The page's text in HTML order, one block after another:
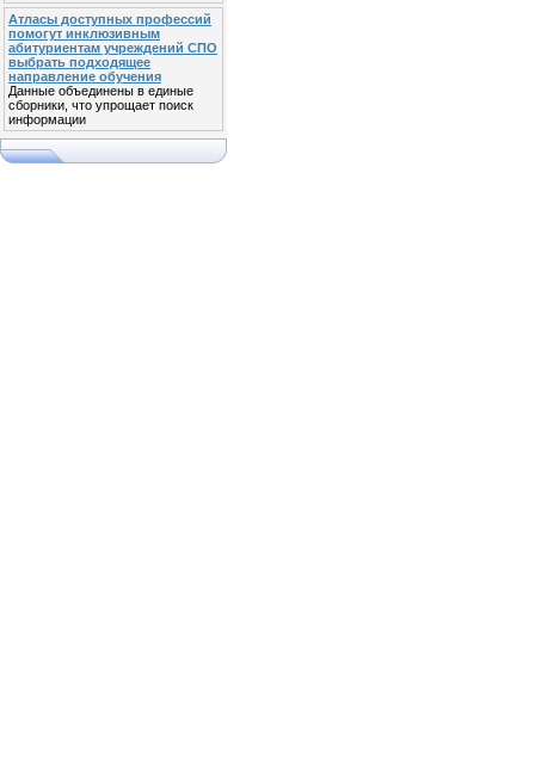
Атласы доступных профессий
помогут инклюзивным
абитуриентам учреждений СПО
выбрать подходящее
направление обучения
Данные объединены в единые
сборники, что упрощает поиск
информации